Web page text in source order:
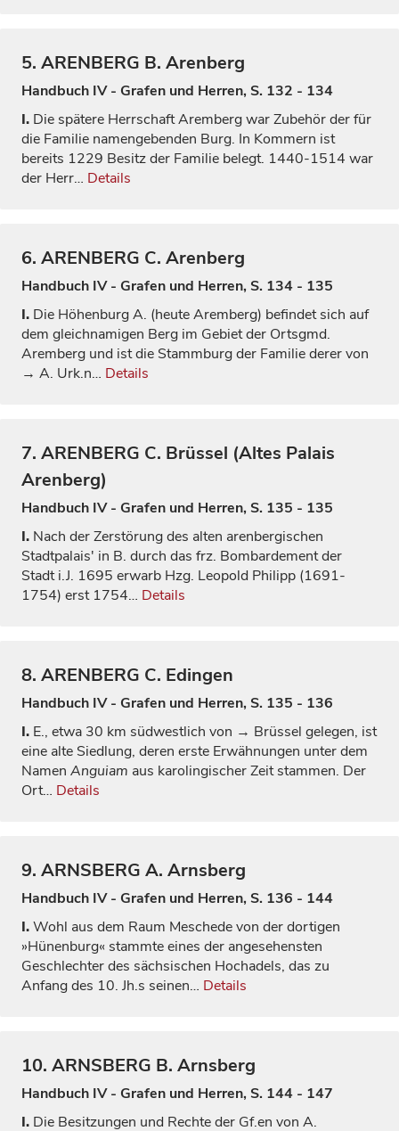
5. ARENBERG B. Arenberg
Handbuch IV - Grafen und Herren, S. 132 - 134
I. Die spätere Herrschaft Aremberg war Zubehör der für
die Familie namengebenden Burg. In Kommern ist
bereits 1229 Besitz der Familie belegt. 1440-1514 war
der Herr… Details
6. ARENBERG C. Arenberg
Handbuch IV - Grafen und Herren, S. 134 - 135
I. Die Höhenburg A. (heute Aremberg) befindet sich auf
dem gleichnamigen Berg im Gebiet der Ortsgmd.
Aremberg und ist die Stammburg der Familie derer von
→ A. Urk.n… Details
7. ARENBERG C. Brüssel (Altes Palais
Arenberg)
Handbuch IV - Grafen und Herren, S. 135 - 135
I. Nach der Zerstörung des alten arenbergischen
Stadtpalais' in B. durch das frz. Bombardement der
Stadt i.J. 1695 erwarb Hzg. Leopold Philipp (1691-
1754) erst 1754… Details
8. ARENBERG C. Edingen
Handbuch IV - Grafen und Herren, S. 135 - 136
I. E., etwa 30 km südwestlich von → Brüssel gelegen, ist
eine alte Siedlung, deren erste Erwähnungen unter dem
Namen Anguiam aus karolingischer Zeit stammen. Der
Ort… Details
9. ARNSBERG A. Arnsberg
Handbuch IV - Grafen und Herren, S. 136 - 144
I.Wohl aus dem Raum Meschede von der dortigen
»Hünenburg« stammte eines der angesehensten
Geschlechter des sächsischen Hochadels, das zu
Anfang des 10. Jh.s seinen… Details
10. ARNSBERG B. Arnsberg
Handbuch IV - Grafen und Herren, S. 144 - 147
I. Die Besitzungen und Rechte der Gf.en von A.